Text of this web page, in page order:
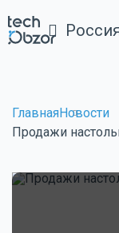
ГлавнаяНовости
Продажи